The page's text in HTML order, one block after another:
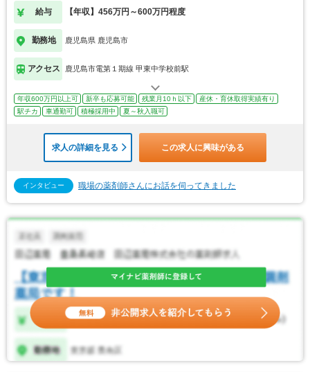
給与 【年収】456万円～600万円程度
勤務地 鹿児島県 鹿児島市
アクセス 鹿児島市電第１期線 甲東中学校前駅
年収600万円以上可 新卒も応募可能 残業月10ｈ以下
産休・育休取得実績有り
駅チカ
車通勤可 積極採用中 夏～秋入職可
求人の詳細を見る この求人に興味がある
インタビュー 職場の薬剤師さんにお話を伺ってきました